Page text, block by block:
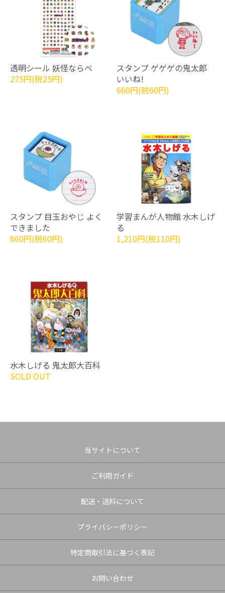
透明シール 妖怪ならべ
275円(税25円)
スタンプ ゲゲゲの鬼太郎
いいね!
660円(税60円)
スタンプ 目玉おやじ よく
できました
660円(税60円)
学習まんが人物館 水木しげ
る
1,210円(税110円)
水木しげる 鬼太郎大百科
SOLD OUT
当サイトについて
ご利用ガイド
配送・送料について
プライバシーポリシー
特定商取引法に基づく表記
お問い合わせ